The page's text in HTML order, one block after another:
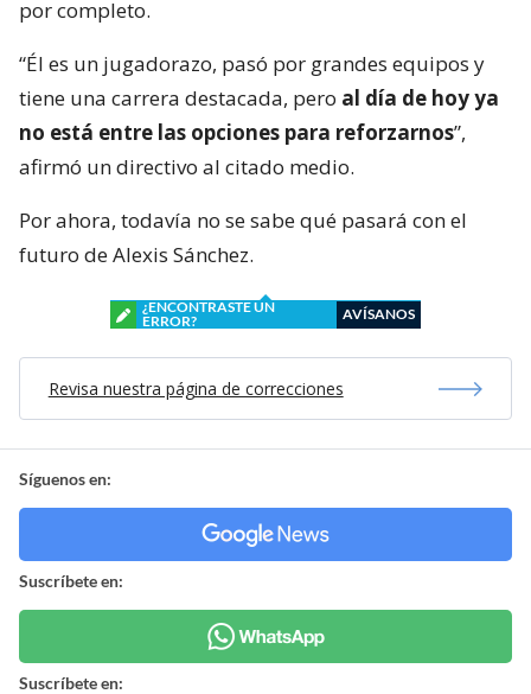
por completo.
“Él es un jugadorazo, pasó por grandes equipos y
tiene una carrera destacada, pero al día de hoy ya
no está entre las opciones para reforzarnos”,
afirmó un directivo al citado medio.
Por ahora, todavía no se sabe qué pasará con el
futuro de Alexis Sánchez.
¿ENCONTRASTE UN
ERROR?
AVÍSANOS
Revisa nuestra página de correcciones
Síguenos en:
Suscríbete en:
Suscríbete en: